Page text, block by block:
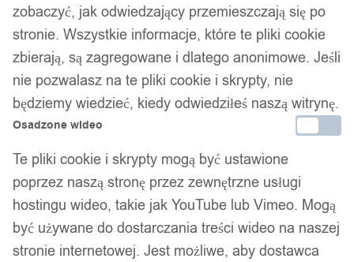
zobaczyć, jak odwiedzający przemieszczają się po
stronie. Wszystkie informacje, które te pliki cookie
zbierają, są zagregowane i dlatego anonimowe. Jeśli
nie pozwalasz na te pliki cookie i skrypty, nie
będziemy wiedzieć, kiedy odwiedziłeś naszą witrynę.
Osadzone wideo
Te pliki cookie i skrypty mogą być ustawione
poprzez naszą stronę przez zewnętrzne usługi
hostingu wideo, takie jak YouTube lub Vimeo. Mogą
być używane do dostarczania treści wideo na naszej
stronie internetowej. Jest możliwe, aby dostawca